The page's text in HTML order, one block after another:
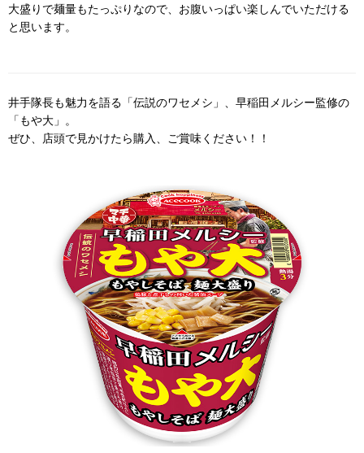
大盛りで麺量もたっぷりなので、お腹いっぱい楽しんでいただける
と思います。
井手隊長も魅力を語る「伝説のワセメシ」、早稲田メルシー監修の
「もや大」。
ぜひ、店頭で見かけたら購入、ご賞味ください！！